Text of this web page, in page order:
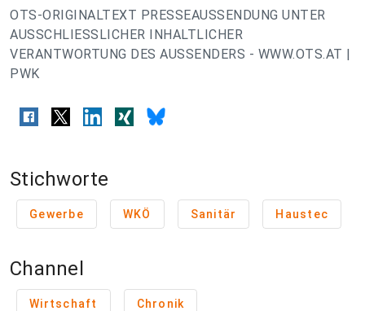
OTS-ORIGINALTEXT PRESSEAUSSENDUNG UNTER
AUSSCHLIESSLICHER INHALTLICHER
VERANTWORTUNG DES AUSSENDERS - WWW.OTS.AT |
PWK
Stichworte
Gewerbe WKÖ Sanitär Haustec
Channel
Wirtschaft Chronik